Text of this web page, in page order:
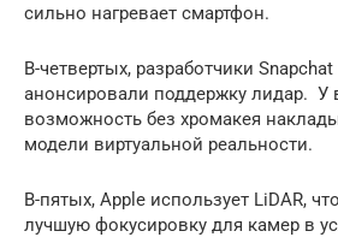
сильно нагревает смартфон.
В-четвертых, разработчики
анонсировали поддержку лидар. У
возможность без хромакея
модели виртуальной реальности.
В-пятых, Apple использует LiDAR,
лучшую фокусировку для камер в